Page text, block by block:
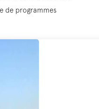
de programmes